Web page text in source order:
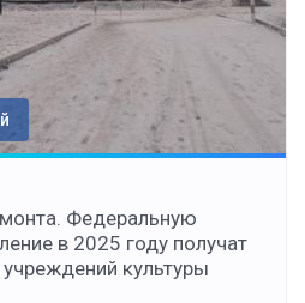
Федеральную
в 2025 году получат
культуры